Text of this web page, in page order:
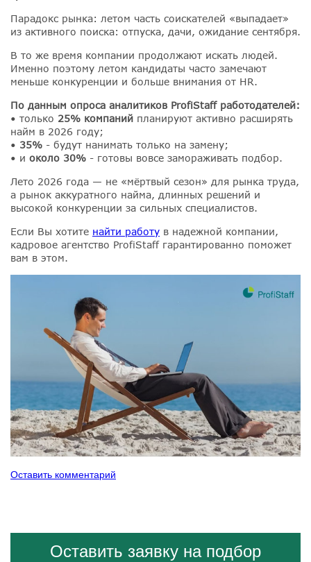
Парадокс рынка: летом часть соискателей «выпадает»
из активного поиска: отпуска, дачи, ожидание сентября.
️В то же время компании продолжают искать людей.
Именно поэтому летом кандидаты часто замечают
меньше конкуренции и больше внимания от HR.
По данным опроса аналитиков ProfiStaff работодателей:
• только 25% компаний планируют активно расширять
найм в 2026 году;
• 35% - будут нанимать только на замену;
• и около 30% - готовы вовсе замораживать подбор.
️Лето 2026 года — не «мёртвый сезон» для рынка труда,
а рынок аккуратного найма, длинных решений и
высокой конкуренции за сильных специалистов.
️Если Вы хотите найти работу в надежной компании,
кадровое агентство ProfiStaff гарантированно поможет
вам в этом.
Оставить комментарий
Оставить заявку на подбор